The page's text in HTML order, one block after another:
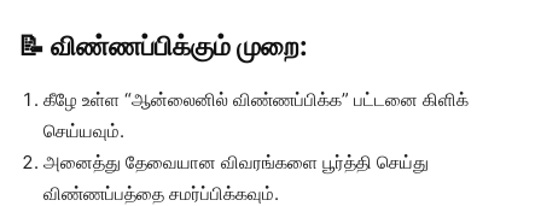
📝 விண்ணப்பிக்கும் முறை:
கீழே உள்ள “ஆன்லைனில் விண்ணப்பிக்க” பட்டனை கிளிக்
செய்யவும்.
அனைத்து தேவையான விவரங்களை பூர்த்தி செய்து
விண்ணப்பத்தை சமர்ப்பிக்கவும்.